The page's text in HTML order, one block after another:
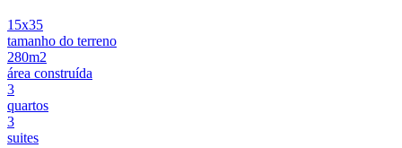
15x35
tamanho do terreno
280m2
área construída
3
quartos
3
suites